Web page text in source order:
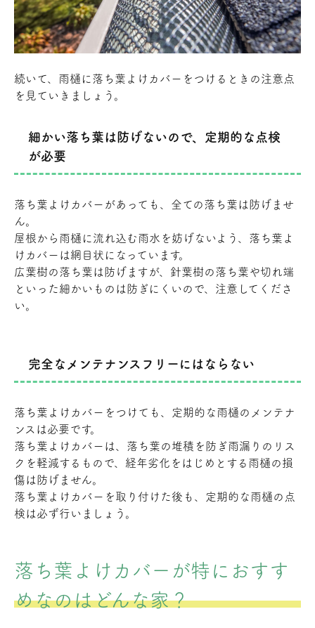
続いて、雨樋に落ち葉よけカバーをつけるときの注意点
を見ていきましょう。
細かい落ち葉は防げないので、定期的な点検
が必要
落ち葉よけカバーがあっても、全ての落ち葉は防げませ
ん。
屋根から雨樋に流れ込む雨水を妨げないよう、落ち葉よ
けカバーは網目状になっています。
広葉樹の落ち葉は防げますが、針葉樹の落ち葉や切れ端
といった細かいものは防ぎにくいので、注意してくださ
い。
完全なメンテナンスフリーにはならない
落ち葉よけカバーをつけても、定期的な雨樋のメンテナ
ンスは必要です。
落ち葉よけカバーは、落ち葉の堆積を防ぎ雨漏りのリス
クを軽減するもので、経年劣化をはじめとする雨樋の損
傷は防げません。
落ち葉よけカバーを取り付けた後も、定期的な雨樋の点
検は必ず行いましょう。
落ち葉よけカバーが特におすす
めなのはどんな家？